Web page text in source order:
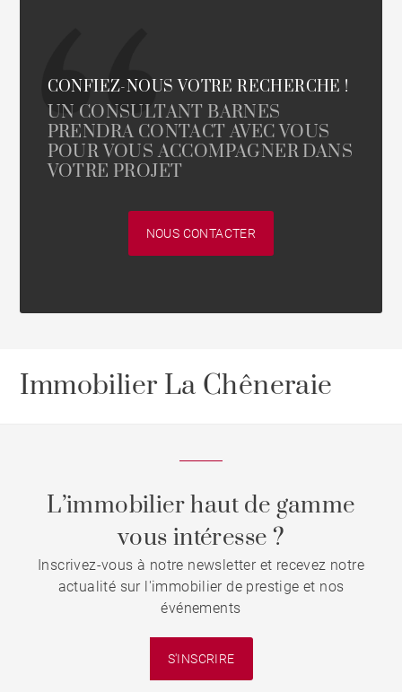
CONFIEZ-NOUS VOTRE RECHERCHE !
UN CONSULTANT BARNES
PRENDRA CONTACT AVEC VOUS
POUR VOUS ACCOMPAGNER DANS
VOTRE PROJET
NOUS CONTACTER
Immobilier La Chêneraie
L’immobilier haut de gamme
vous intéresse ?
Inscrivez-vous à notre newsletter et recevez notre
actualité sur l'immobilier de prestige et nos
événements
S'INSCRIRE